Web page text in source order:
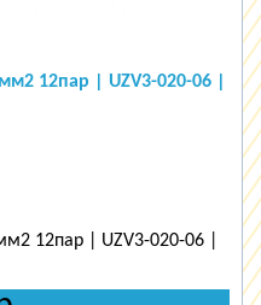
12пар | UZV3-020-06 |
12пар | UZV3-020-06 |